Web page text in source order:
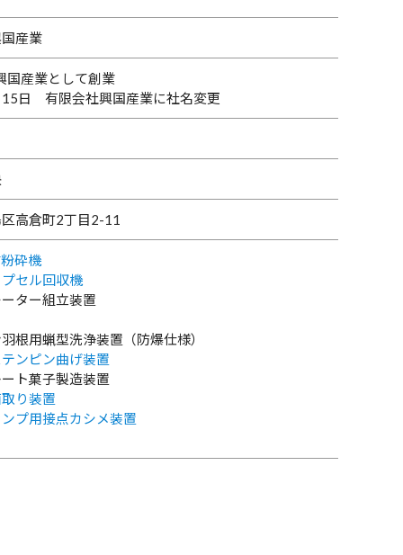
産業
産業として創業
日 有限会社興国産業に社名変更
高倉町2丁目2-11
砕機
プセル回収機
ーター組立装置
根用蝋型洗浄装置（防爆仕様）
テンピン曲げ装置
ート菓子製造装置
取り装置
ンプ用接点カシメ装置